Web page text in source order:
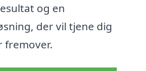
og en
der vil tjene dig
fremover.